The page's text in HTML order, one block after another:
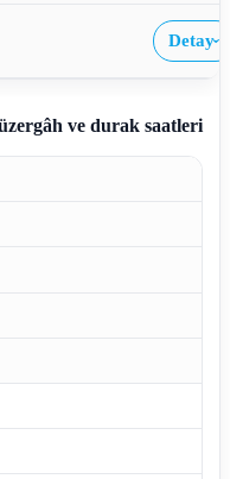
Detay›
ve durak saatleri